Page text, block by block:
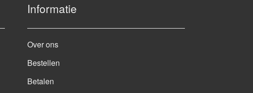
Informatie
Over ons
Bestellen
Betalen